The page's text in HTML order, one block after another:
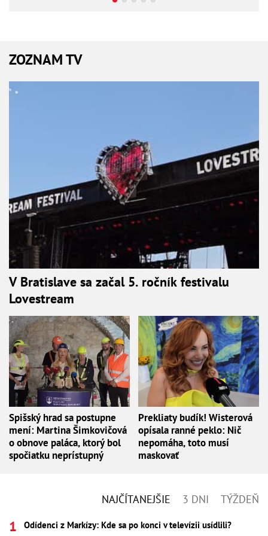
ZOZNAM TV
V Bratislave sa začal 5. ročník festivalu
Lovestream
Spišský hrad sa postupne
mení: Martina Šimkovičová
o obnove paláca, ktorý bol
spočiatku neprístupný
Prekliaty budík! Wisterová
opísala ranné peklo: Nič
nepomáha, toto musí
maskovať
NAJČÍTANEJŠIE 3 DNI TÝŽDEŇ
Odídenci z Markízy: Kde sa po konci v televízii usídlili?